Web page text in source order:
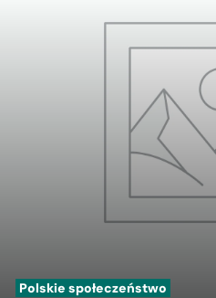
Polskie społeczeństwo